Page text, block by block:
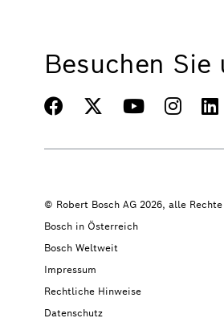
Besuchen Sie
© Robert Bosch AG 2026, alle
Bosch in Österreich
Bosch Weltweit
Impressum
Rechtliche Hinweise
Datenschutz